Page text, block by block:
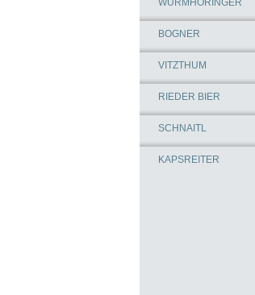
WURMHÖRINGER
BOGNER
VITZTHUM
RIEDER BIER
SCHNAITL
KAPSREITER